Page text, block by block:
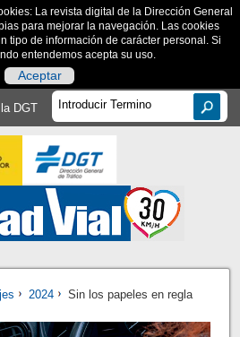
La revista digital de la Dirección General
para mejorar la navegación. Las cookies
tipo de información de carácter personal. Si
entendemos acepta su uso.
Aceptar
la DGT
2024 Sin los papeles en regla